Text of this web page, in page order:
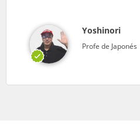
Yoshinori
Profe de Japonés